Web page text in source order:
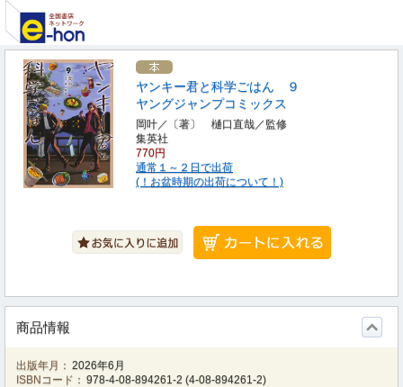
ヤンキー君と科学ごはん ９
ヤングジャンプコミックス
岡叶／〔著〕 樋口直哉／監修
集英社
770円
通常１～２日で出荷
(！お盆時期の出荷について！)
商品情報
出版年月： 2026年6月
ISBNコード： 978-4-08-894261-2 (4-08-894261-2)